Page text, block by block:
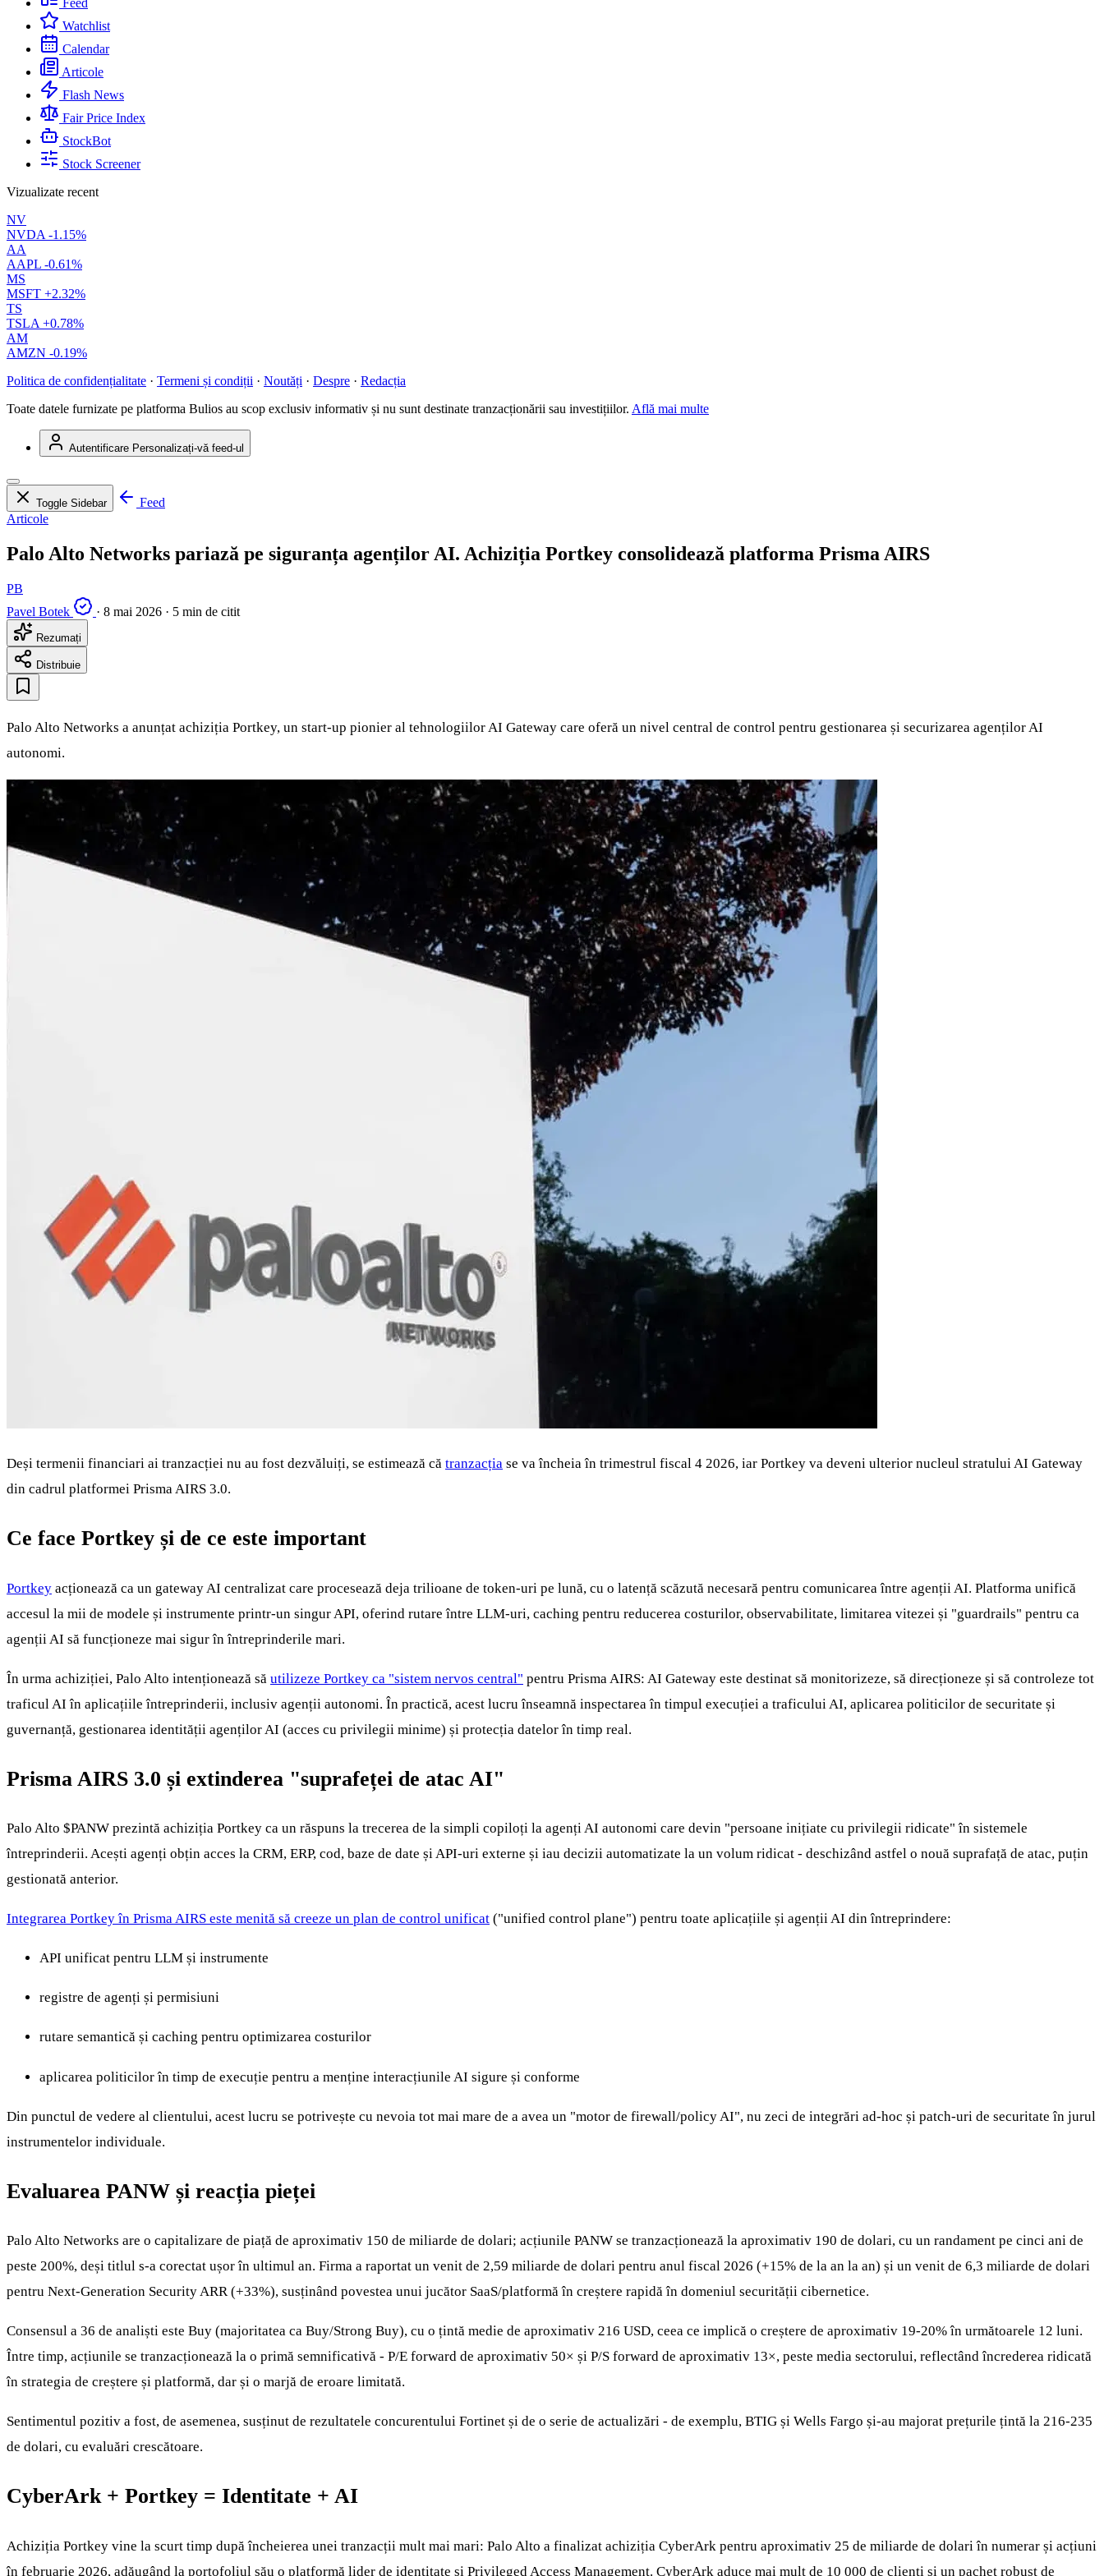
Feed
Watchlist
Calendar
Articole
Flash News
Fair Price Index
StockBot
Stock Screener
Vizualizate recent
NV
NVDA -1.15%
AA
AAPL -0.61%
MS
MSFT +2.32%
TS
TSLA +0.78%
AM
AMZN -0.19%
Politica de confidențialitate · Termeni și condiții · Noutăți · Despre · Redacția
Toate datele furnizate pe platforma Bulios au scop exclusiv informativ și nu sunt destinate tranzacționării sau investițiilor. Află mai multe
Autentificare Personalizați-vă feed-ul
Toggle Sidebar
Feed
Articole
Palo Alto Networks pariază pe siguranța agenților AI. Achiziția Portkey consolidează platforma Prisma AIRS
PB
Pavel Botek
· 8 mai 2026 · 5 min de citit
Rezumați
Distribuie
Palo Alto Networks a anunțat achiziția Portkey, un start-up pionier al tehnologiilor AI Gateway care oferă un nivel central de control pentru gestionarea și securizarea agenților AI
autonomi.
Deși termenii financiari ai tranzacției nu au fost dezvăluiți, se estimează că tranzacția se va încheia în trimestrul fiscal 4 2026, iar Portkey va deveni ulterior nucleul stratului AI Gateway
din cadrul platformei Prisma AIRS 3.0.
Ce face Portkey și de ce este important
Portkey acționează ca un gateway AI centralizat care procesează deja trilioane de token-uri pe lună, cu o latență scăzută necesară pentru comunicarea între agenții AI. Platforma unifică
accesul la mii de modele și instrumente printr-un singur API, oferind rutare între LLM-uri, caching pentru reducerea costurilor, observabilitate, limitarea vitezei și "guardrails" pentru ca
agenții AI să funcționeze mai sigur în întreprinderile mari.
În urma achiziției, Palo Alto intenționează să utilizeze Portkey ca "sistem nervos central" pentru Prisma AIRS: AI Gateway este destinat să monitorizeze, să direcționeze și să controleze tot
traficul AI în aplicațiile întreprinderii, inclusiv agenții autonomi. În practică, acest lucru înseamnă inspectarea în timpul execuției a traficului AI, aplicarea politicilor de securitate și
guvernanță, gestionarea identității agenților AI (acces cu privilegii minime) și protecția datelor în timp real.
Prisma AIRS 3.0 și extinderea "suprafeței de atac AI"
Palo Alto $PANW prezintă achiziția Portkey ca un răspuns la trecerea de la simpli copiloți la agenți AI autonomi care devin "persoane inițiate cu privilegii ridicate" în sistemele
întreprinderii. Acești agenți obțin acces la CRM, ERP, cod, baze de date și API-uri externe și iau decizii automatizate la un volum ridicat - deschizând astfel o nouă suprafață de atac, puțin
gestionată anterior.
Integrarea Portkey în Prisma AIRS este menită să creeze un plan de control unificat ("unified control plane") pentru toate aplicațiile și agenții AI din întreprindere:
API unificat pentru LLM și instrumente
registre de agenți și permisiuni
rutare semantică și caching pentru optimizarea costurilor
aplicarea politicilor în timp de execuție pentru a menține interacțiunile AI sigure și conforme
Din punctul de vedere al clientului, acest lucru se potrivește cu nevoia tot mai mare de a avea un "motor de firewall/policy AI", nu zeci de integrări ad-hoc și patch-uri de securitate în jurul
instrumentelor individuale.
Evaluarea PANW și reacția pieței
Palo Alto Networks are o capitalizare de piață de aproximativ 150 de miliarde de dolari; acțiunile PANW se tranzacționează la aproximativ 190 de dolari, cu un randament pe cinci ani de
peste 200%, deși titlul s-a corectat ușor în ultimul an. Firma a raportat un venit de 2,59 miliarde de dolari pentru anul fiscal 2026 (+15% de la an la an) și un venit de 6,3 miliarde de dolari
pentru Next-Generation Security ARR (+33%), susținând povestea unui jucător SaaS/platformă în creștere rapidă în domeniul securității cibernetice.
Consensul a 36 de analiști este Buy (majoritatea ca Buy/Strong Buy), cu o țintă medie de aproximativ 216 USD, ceea ce implică o creștere de aproximativ 19-20% în următoarele 12 luni.
Între timp, acțiunile se tranzacționează la o primă semnificativă - P/E forward de aproximativ 50× și P/S forward de aproximativ 13×, peste media sectorului, reflectând încrederea ridicată
în strategia de creștere și platformă, dar și o marjă de eroare limitată.
Sentimentul pozitiv a fost, de asemenea, susținut de rezultatele concurentului Fortinet și de o serie de actualizări - de exemplu, BTIG și Wells Fargo și-au majorat prețurile țintă la 216-235
de dolari, cu evaluări crescătoare.
CyberArk + Portkey = Identitate + AI
Achiziția Portkey vine la scurt timp după încheierea unei tranzacții mult mai mari: Palo Alto a finalizat achiziția CyberArk pentru aproximativ 25 de miliarde de dolari în numerar și acțiuni
în februarie 2026, adăugând la portofoliul său o platformă lider de identitate și Privileged Access Management. CyberArk aduce mai mult de 10 000 de clienți și un pachet robust de